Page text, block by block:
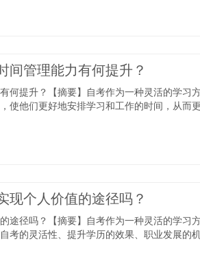
间管理能力有何提升？
何提升？【摘要】自考作为一种灵活的学习
使他们更好地安排学习和工作的时间，从而
现个人价值的途径吗？
途径吗？【摘要】自考作为一种灵活的学习
考的灵活性、提升学历的效果、职业发展的